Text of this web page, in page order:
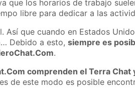
que los horarios de trabajo
libre para dedicar a las
Así que cuando en Estados
Debido a esto,siempre es
.
comprenden el Terra Chat
de este modo es posible